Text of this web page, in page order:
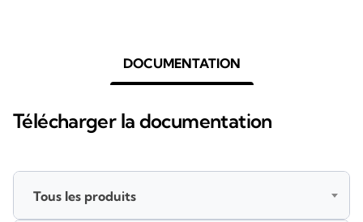
DOCUMENTATION
Télécharger la documentation
Tous les produits